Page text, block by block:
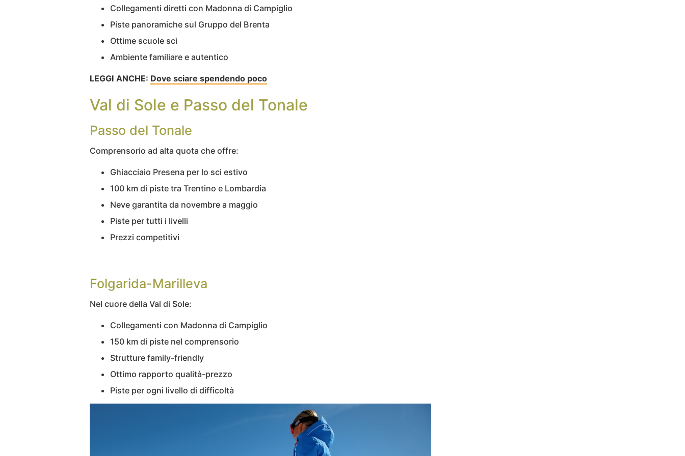
Collegamenti diretti con Madonna di Campiglio
Piste panoramiche sul Gruppo del Brenta
Ottime scuole sci
Ambiente familiare e autentico
LEGGI ANCHE: Dove sciare spendendo poco
Val di Sole e Passo del Tonale
Passo del Tonale
Comprensorio ad alta quota che offre:
Ghiacciaio Presena per lo sci estivo
100 km di piste tra Trentino e Lombardia
Neve garantita da novembre a maggio
Piste per tutti i livelli
Prezzi competitivi
Folgarida-Marilleva
Nel cuore della Val di Sole:
Collegamenti con Madonna di Campiglio
150 km di piste nel comprensorio
Strutture family-friendly
Ottimo rapporto qualità-prezzo
Piste per ogni livello di difficoltà